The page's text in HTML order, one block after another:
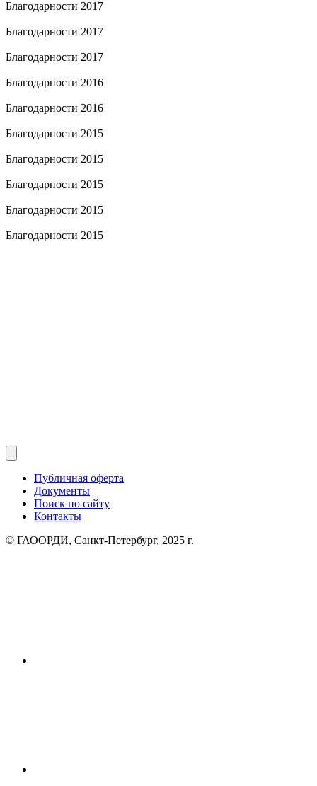
Благодарности 2017
Благодарности 2017
Благодарности 2017
Благодарности 2016
Благодарности 2016
Благодарности 2015
Благодарности 2015
Благодарности 2015
Благодарности 2015
Благодарности 2015
Публичная оферта
Документы
Поиск по сайту
Контакты
© ГАООРДИ, Санкт-Петербург, 2025 г.